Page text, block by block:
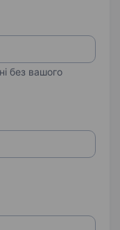
без вашого